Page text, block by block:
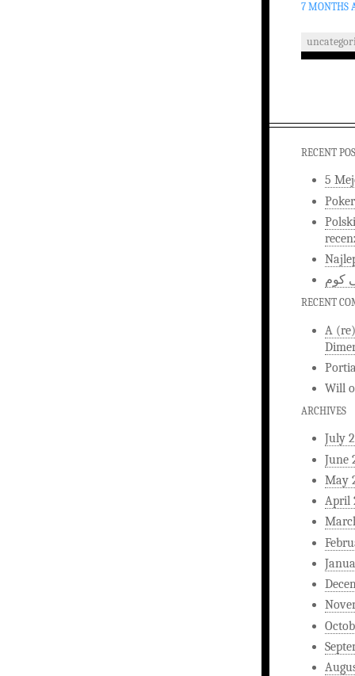
7 MONTHS
RECENT
5
كوم
RECENT
A
Will
ARCHIVES
July
June
May
April